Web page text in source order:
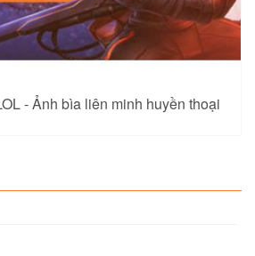
- Ảnh bìa liên minh huyền thoại